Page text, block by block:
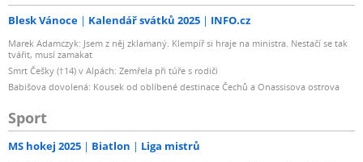
Blesk Vánoce Kalendář svátků 2025 INFO.cz
Marek Adamczyk: Jsem z něj zklamaný. Klempíř si hraje na ministra. Nestačí se tak
tvářit, musí zamakat
Smrt Češky (†14) v Alpách: Zemřela při túře s rodiči
Babišova dovolená: Kousek od oblíbené destinace Čechů a Onassisova ostrova
Sport
MS hokej 2025 Biatlon Liga mistrů